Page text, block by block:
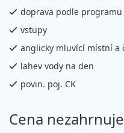
doprava podle
vstupy
anglicky mluvící místní a
lahev vody na den
povin. poj. CK
Cena nezahrnuje